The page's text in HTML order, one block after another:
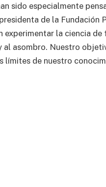
sido especialmente
de la Fundación
la ciencia de
al asombro. Nuestro
límites de nuestro